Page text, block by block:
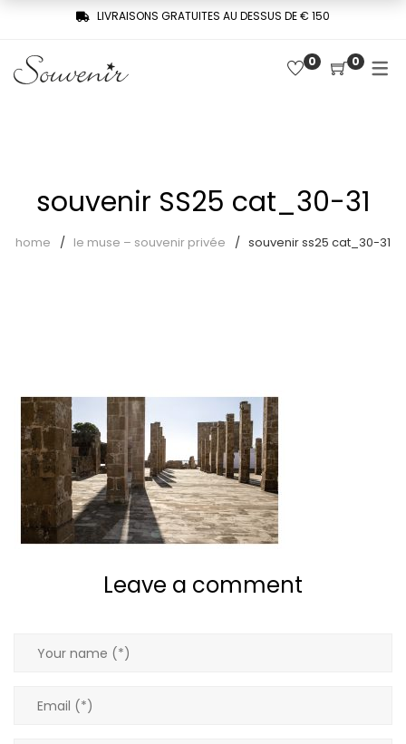
SHOP
Combinaisons
Jupes
Pantalons
Pulls
Robes
T-shirts
COLLECTION
LE MUSE – SOUVENIR PRIVÉE
LIVRAISONS GRATUITES AU DESSUS DE € 150
0 0
souvenir SS25 cat_30-31
home le muse – souvenir privée souvenir ss25 cat_30-31
Leave a comment